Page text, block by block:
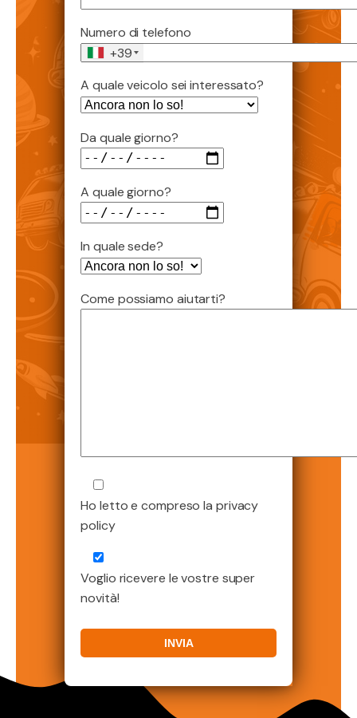
Numero di telefono
+39
A quale veicolo sei interessato?
Da quale giorno?
A quale giorno?
In quale sede?
Come possiamo aiutarti?
Ho letto e compreso la privacy
policy
Voglio ricevere le vostre super
novità!